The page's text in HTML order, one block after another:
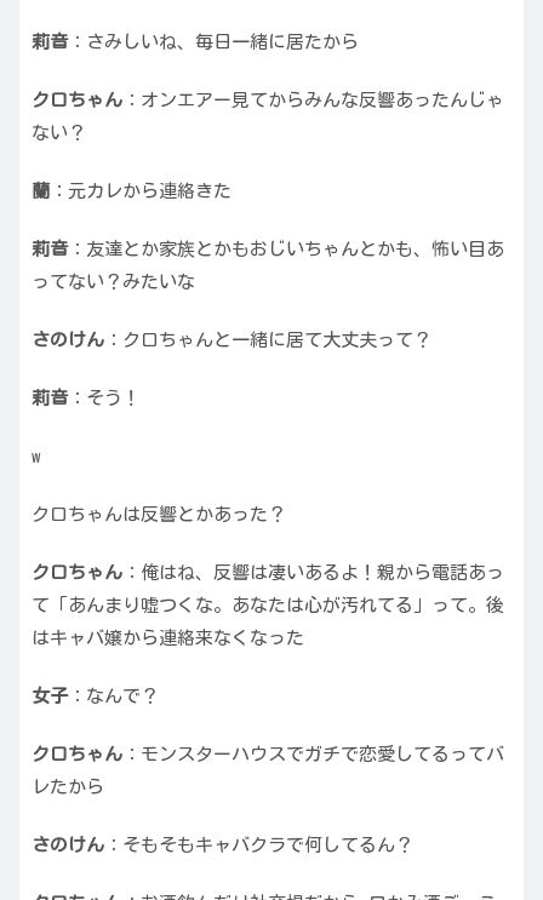
莉音：さみしいね、毎日一緒に居たから
クロちゃん ：オンエアー見てからみんな反響あったんじゃ
ない？
蘭 ：元カレから連絡きた
莉音：友達とか家族とかもおじいちゃんとかも、怖い目あ
ってない？みたいな
さのけん ：クロちゃんと一緒に居て大丈夫って？
莉音：そう！
w
クロちゃんは反響とかあった？
クロちゃん ：俺はね、反響は凄いあるよ！親から電話あっ
て「あんまり嘘つくな。あなたは心が汚れてる」って。後
はキャバ嬢から連絡来なくなった
女子：なんで？
クロちゃん ：モンスターハウスでガチで恋愛してるってバ
レたから
さのけん ：そもそもキャバクラで何してるん？